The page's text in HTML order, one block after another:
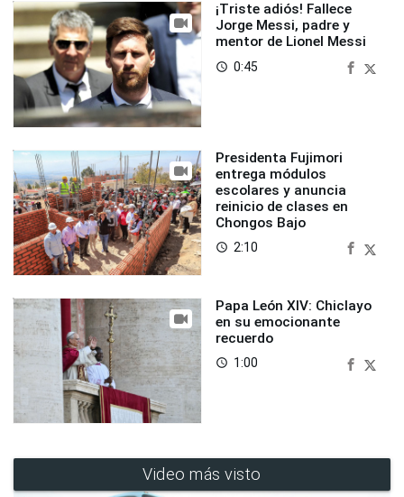
¡Triste adiós! Fallece
Jorge Messi, padre y
mentor de Lionel Messi
access_time 0:45
Presidenta Fujimori
entrega módulos
escolares y anuncia
reinicio de clases en
Chongos Bajo
access_time 2:10
Papa León XIV: Chiclayo
en su emocionante
recuerdo
access_time 1:00
Video más visto